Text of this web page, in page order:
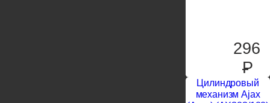
296
P
Цилиндровый
механизм Ajax